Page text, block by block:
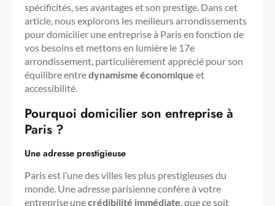
spécificités, ses avantages et son prestige. Dans cet
article, nous explorons les meilleurs arrondissements
pour domicilier une entreprise à Paris en fonction de
vos besoins et mettons en lumière le 17e
arrondissement, particulièrement apprécié pour son
équilibre entredynamisme économique et
accessibilité.
Pourquoi domicilier son entreprise à
Paris ?
Une adresse prestigieuse
Paris est l’une des villes les plus prestigieuses du
monde. Une adresse parisienne confère à votre
entreprise unecrédibilité immédiate, que ce soit